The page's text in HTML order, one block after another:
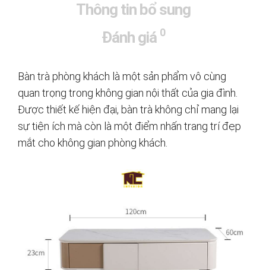
Thông tin bổ sung
Đánh giá 0
Bàn trà phòng khách là một sản phẩm vô cùng
quan trọng trong không gian nội thất của gia đình.
Được thiết kế hiện đại, bàn trà không chỉ mang lại
sự tiện ích mà còn là một điểm nhấn trang trí đẹp
mắt cho không gian phòng khách.